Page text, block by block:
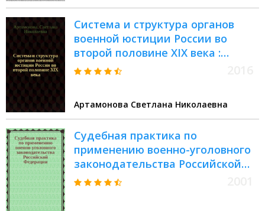
Система и структура органов
военной юстиции России во
второй половине XIX века :
учебное пособие : для курсантов
специалитета "Правовое
обеспечение национальной
безопасности"
Артамонова Светлана Николаевна
Судебная практика по
применению военно-уголовного
законодательства Российской
Федерации : Сборник